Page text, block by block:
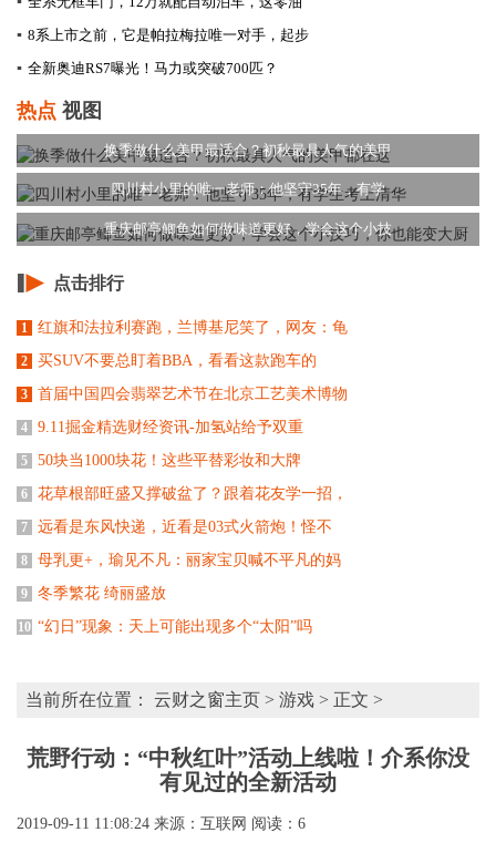
▪ 8系上市之前，它是帕拉梅拉唯一对手，起步
▪ 全新奥迪RS7曝光！马力或突破700匹？
热点 视图
换季做什么美甲最适合？初秋最具人气的美甲
四川村小里的唯一老师：他坚守35年，有学
重庆邮亭鲫鱼如何做味道更好，学会这个小技
点击排行
1 红旗和法拉利赛跑，兰博基尼笑了，网友：龟
2 买SUV不要总盯着BBA，看看这款跑车的
3 首届中国四会翡翠艺术节在北京工艺美术博物
4 9.11掘金精选财经资讯-加氢站给予双重
5 50块当1000块花！这些平替彩妆和大牌
6 花草根部旺盛又撑破盆了？跟着花友学一招，
7 远看是东风快递，近看是03式火箭炮！怪不
8 母乳更+，瑜见不凡：丽家宝贝喊不平凡的妈
9 冬季繁花 绮丽盛放
10 “幻日”现象：天上可能出现多个“太阳”吗
当前所在位置： 云财之窗主页 > 游戏 > 正文 >
荒野行动：“中秋红叶”活动上线啦！介系你没
有见过的全新活动
2019-09-11 11:08:24 来源：互联网 阅读：6